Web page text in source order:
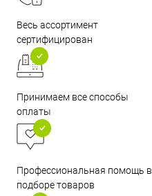
Весь ассортимент
сертифицирован
Принимаем все способы
оплаты
Профессиональная помощь в
подборе товаров